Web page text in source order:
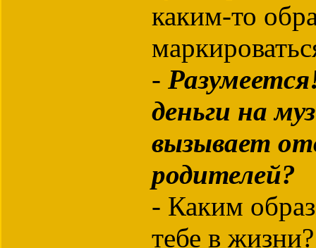
каким-то
-
деньги на
вызывает
родителей?
- Каким
тебе в жизни?